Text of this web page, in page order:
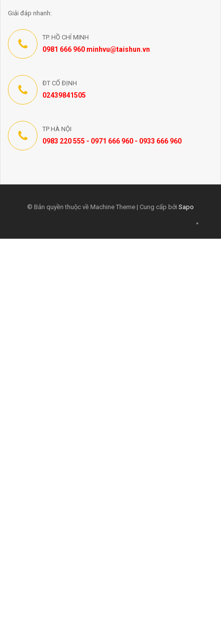
Giải đáp nhanh:
TP. HỒ CHÍ MINH
0981 666 960 minhvu@taishun.vn
ĐT CỐ ĐỊNH
02439841505
TP HÀ NỘI
0983 220 555 - 0971 666 960 - 0933 666 960
© Bản quyền thuộc về Machine Theme | Cung cấp bởi Sapo